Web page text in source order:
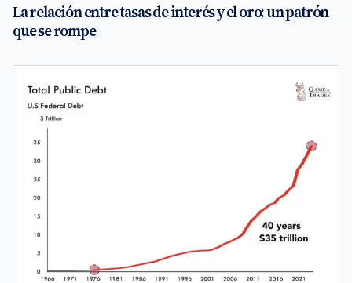
La relación entre tasas de interés y el oro: un patrón
que se rompe